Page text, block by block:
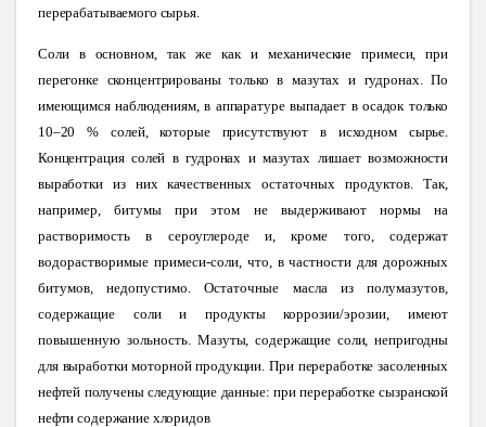
перерабатываемого сырья.
Соли в основном, так же как и механические примеси, при
перегонке сконцентрированы только в мазутах и гудронах. По
имеющимся наблюдениям, в аппаратуре выпадает в осадок только
10–20 % солей, которые присутствуют в исходном сырье.
Концентрация солей в гудронах и мазутах лишает возможности
выработкииз них качественных остаточных продуктов. Так,
например, битумы при этом не выдерживают нормы на
растворимость в сероуглероде и, кроме того, содержат
водорастворимые примеси-соли, что, в частности для дорожных
битумов, недопустимо. Остаточные масла из полумазутов,
содержащие соли и продукты коррозии/эрозии, имеют
повышенную зольность.Мазуты, содержащие соли, непригодны
для выработки моторной продукции. При переработке засоленных
нефтей получены следующие данные: при переработке сызранской
нефти содержание хлоридов